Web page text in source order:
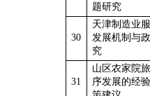
题研究
30
天津制造业
发展机制与
究
31
山区农家院
序发展的经